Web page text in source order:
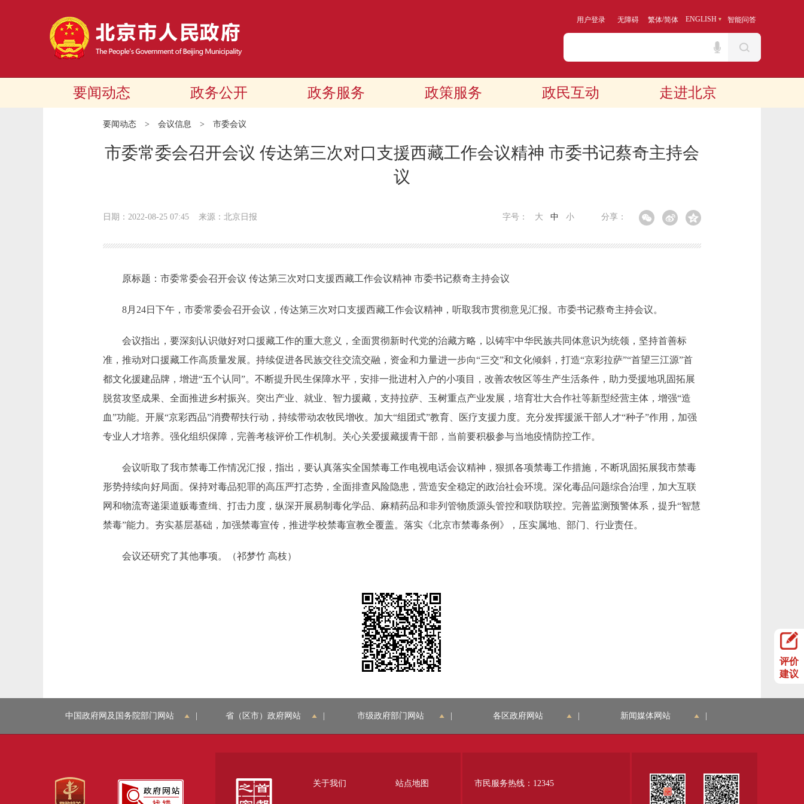
用户登录 无障碍 繁体/简体 ENGLISH 智能问答
要闻动态 政务公开 政务服务 政策服务 政民互动 走进北京
要闻动态 > 会议信息 > 市委会议
市委常委会召开会议 传达第三次对口支援西藏工作会议精神 市委书记蔡奇主持会
议
日期：2022-08-25 07:45 来源：北京日报 分享：
字号： 大 中 小
原标题：市委常委会召开会议 传达第三次对口支援西藏工作会议精神 市委书记蔡奇主持会议
8月24日下午，市委常委会召开会议，传达第三次对口支援西藏工作会议精神，听取我市贯彻意见汇报。市委书记蔡奇主持会议。
会议指出，要深刻认识做好对口援藏工作的重大意义，全面贯彻新时代党的治藏方略，以铸牢中华民族共同体意识为统领，坚持首善标
准，推动对口援藏工作高质量发展。持续促进各民族交往交流交融，资金和力量进一步向“三交”和文化倾斜，打造“京彩拉萨”“首望三江源”首
都文化援建品牌，增进“五个认同”。不断提升民生保障水平，安排一批进村入户的小项目，改善农牧区等生产生活条件，助力受援地巩固拓展
脱贫攻坚成果、全面推进乡村振兴。突出产业、就业、智力援藏，支持拉萨、玉树重点产业发展，培育壮大合作社等新型经营主体，增强“造
血”功能。开展“京彩西品”消费帮扶行动，持续带动农牧民增收。加大“组团式”教育、医疗支援力度。充分发挥援派干部人才“种子”作用，加强
专业人才培养。强化组织保障，完善考核评价工作机制。关心关爱援藏援青干部，当前要积极参与当地疫情防控工作。
会议听取了我市禁毒工作情况汇报，指出，要认真落实全国禁毒工作电视电话会议精神，狠抓各项禁毒工作措施，不断巩固拓展我市禁毒
形势持续向好局面。保持对毒品犯罪的高压严打态势，全面排查风险隐患，营造安全稳定的政治社会环境。深化毒品问题综合治理，加大互联
网和物流寄递渠道贩毒查缉、打击力度，纵深开展易制毒化学品、麻精药品和非列管物质源头管控和联防联控。完善监测预警体系，提升“智慧
禁毒”能力。夯实基层基础，加强禁毒宣传，推进学校禁毒宣教全覆盖。落实《北京市禁毒条例》，压实属地、部门、行业责任。
会议还研究了其他事项。（祁梦竹 高枝）
评价
建议
中国政府网及国务院部门网站 省（区市）政府网站 市级政府部门网站 各区政府网站 新闻媒体网站
关于我们 站点地图 市民服务热线：12345